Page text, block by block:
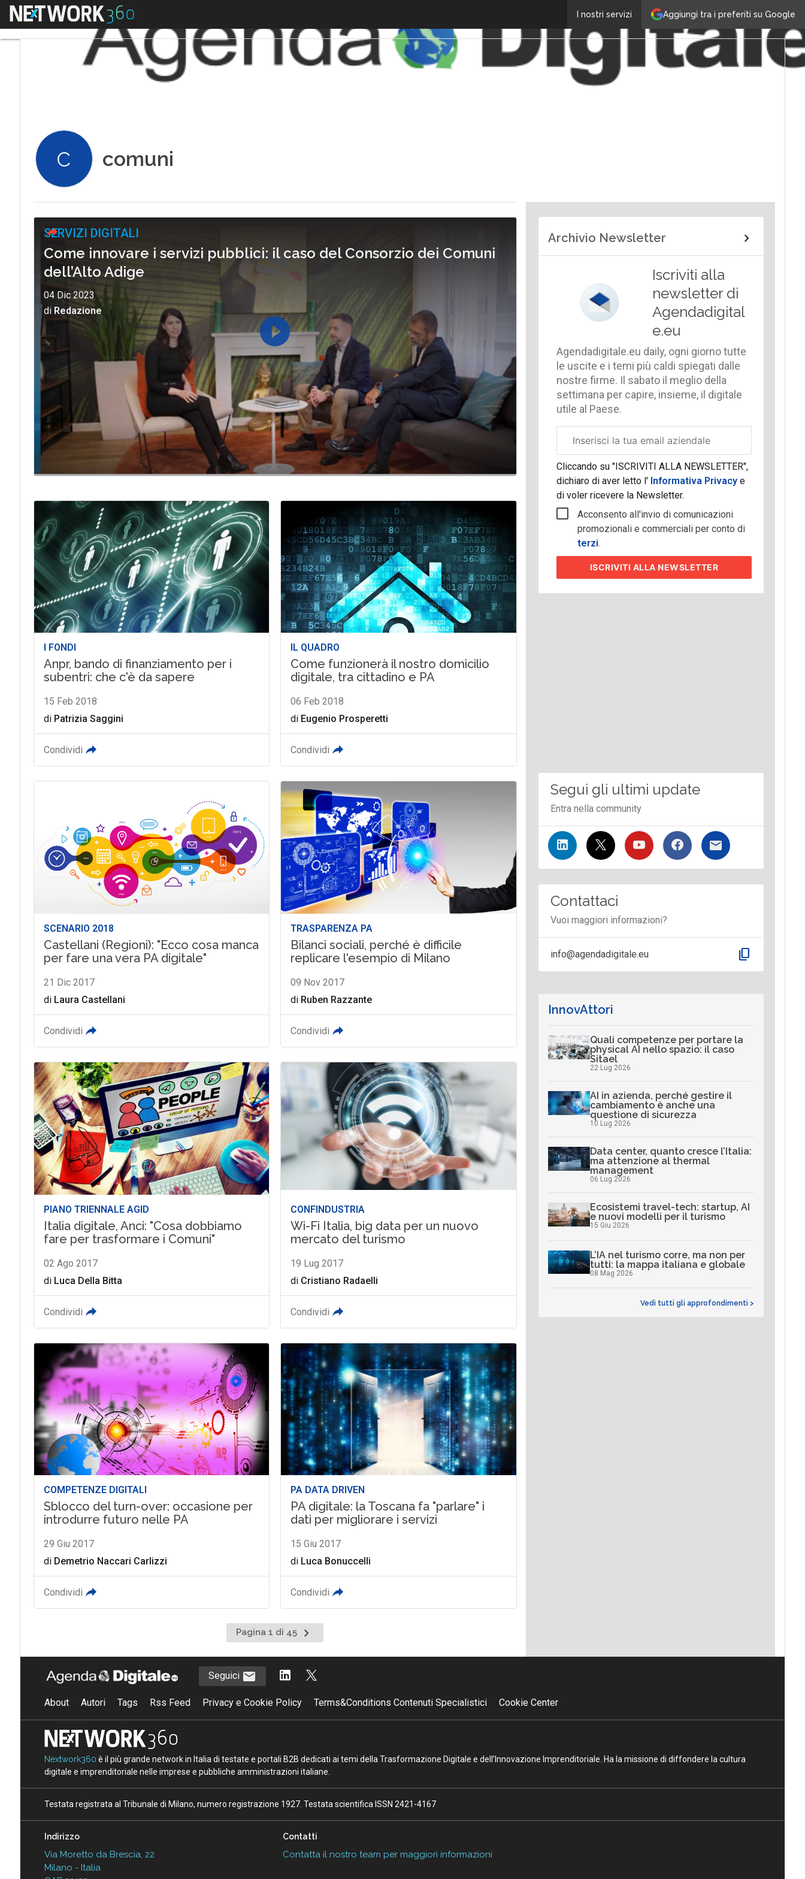
Aggiungi tra i preferiti su Google
I nostri servizi
Menu
C comuni
SERVIZI DIGITALI
Come innovare i servizi pubblici: il caso del Consorzio dei Comuni
dell’Alto Adige
04 Dic 2023
di Redazione
I FONDI
Anpr, bando di finanziamento per i
subentri: che c'è da sapere
15 Feb 2018
di Patrizia Saggini
Condividi
IL QUADRO
Come funzionerà il nostro domicilio
digitale, tra cittadino e PA
06 Feb 2018
di Eugenio Prosperetti
Condividi
SCENARIO 2018
Castellani (Regioni): "Ecco cosa manca
per fare una vera PA digitale"
21 Dic 2017
di Laura Castellani
Condividi
TRASPARENZA PA
Bilanci sociali, perché è difficile
replicare l'esempio di Milano
09 Nov 2017
di Ruben Razzante
Condividi
PIANO TRIENNALE AGID
Italia digitale, Anci: "Cosa dobbiamo
fare per trasformare i Comuni"
02 Ago 2017
di Luca Della Bitta
Condividi
CONFINDUSTRIA
Wi-Fi Italia, big data per un nuovo
mercato del turismo
19 Lug 2017
di Cristiano Radaelli
Condividi
COMPETENZE DIGITALI
Sblocco del turn-over: occasione per
introdurre futuro nelle PA
29 Giu 2017
di Demetrio Naccari Carlizzi
Condividi
PA DATA DRIVEN
PA digitale: la Toscana fa "parlare" i
dati per migliorare i servizi
15 Giu 2017
di Luca Bonuccelli
Condividi
Pagina 1 di 45
Pagina
successiva
Archivio Newsletter
Iscriviti alla
newsletter di
Agendadigital
e.eu
Agendadigitale.eu daily, ogni giorno tutte
le uscite e i temi più caldi spiegati dalle
nostre firme. Il sabato il meglio della
settimana per capire, insieme, il digitale
utile al Paese.
aziendale
Cliccando su "ISCRIVITI ALLA NEWSLETTER",
dichiaro di aver letto l'Informativa Privacy e
di voler ricevere la Newsletter.
Acconsento all'invio di comunicazioni
promozionali e commerciali per conto di
terzi.
ISCRIVITI ALLA NEWSLETTER
Segui gli ultimi update
Entra nella community
Contattaci
Vuoi maggiori informazioni?
info@agendadigitale.eu content_copy
InnovAttori
Quali competenze per portare la
physical AI nello spazio: il caso
Sitael
22 Lug 2026
AI in azienda, perché gestire il
cambiamento è anche una
questione di sicurezza
10 Lug 2026
Data center, quanto cresce l’Italia:
ma attenzione al thermal
management
06 Lug 2026
Ecosistemi travel-tech: startup, AI
e nuovi modelli per il turismo
15 Giu 2026
L’IA nel turismo corre, ma non per
tutti: la mappa italiana e globale
08 Mag 2026
Vedi tutti gli approfondimenti >
Seguici
About Autori Tags Rss Feed Privacy e Cookie Policy Terms&Conditions Contenuti Specialistici Cookie Center
Nextwork360 è il più grande network in Italia di testate e portali B2B dedicati ai temi della Trasformazione Digitale e dell’Innovazione Imprenditoriale. Ha la missione di diffondere la cultura
digitale e imprenditoriale nelle imprese e pubbliche amministrazioni italiane.
Testata registrata al Tribunale di Milano, numero registrazione 1927. Testata scientifica ISSN 2421-4167
Indirizzo
Via Moretto da Brescia, 22
Milano - Italia
Contatti
Contatta il nostro team per maggiori informazioni